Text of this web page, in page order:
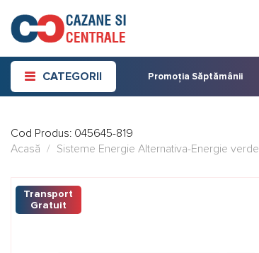
content
CATEGORII Promoția Săptămânii
Cod Produs: 045645-819
Acasă
/ Sisteme Energie Alternativa-Energie verde
Transport
Gratuit